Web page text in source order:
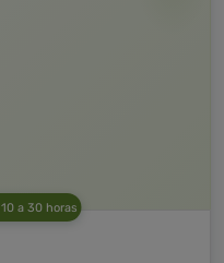
10 a 30 horas